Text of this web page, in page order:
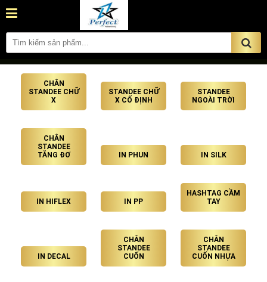
CHÂN
STANDEE CHỮ
X
STANDEE CHỮ
X CỐ ĐỊNH
STANDEE
NGOÀI TRỜI
CHÂN
STANDEE
TĂNG ĐƠ
IN PHUN IN SILK
IN HIFLEX IN PP
HASHTAG CẦM
TAY
IN DECAL
CHÂN
STANDEE
CUỐN
CHÂN
STANDEE
CUỐN NHỰA